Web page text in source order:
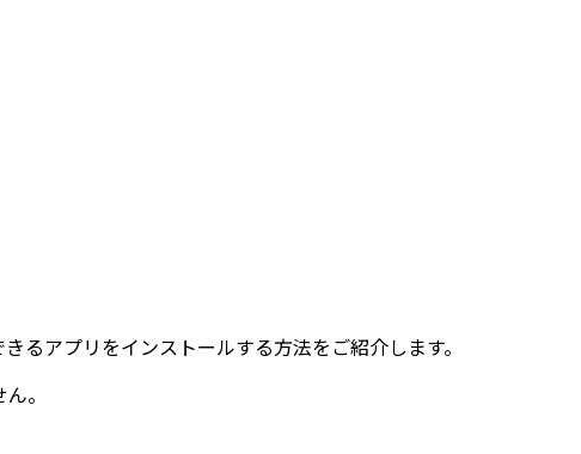
アプリをインストールする方法をご紹介します。
。